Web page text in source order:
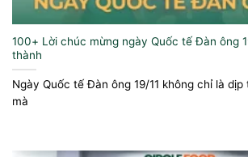
100+ Lời chúc mừng ngày Quốc tế Đàn ông​
thành
Ngày Quốc tế Đàn ông 19/11 không chỉ là
mà